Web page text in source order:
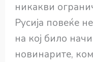
никакви
Русија повеќе
на кој било
новинарите,